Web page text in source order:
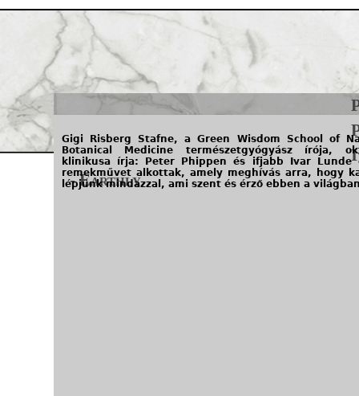
Jump to navigation
- Earthly
Gigi Risberg Stafne, a Green Wisdom School of
Botanical Medicine természetgyógyász írója,
klinikusa írja: Peter Phippen és ifjabb Ivar Lunde
remekművet alkottak, amely meghívás arra, hogy
lépjünk mindazzal, ami szent és érző ebben a